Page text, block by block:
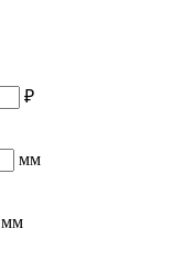
₽
мм
мм